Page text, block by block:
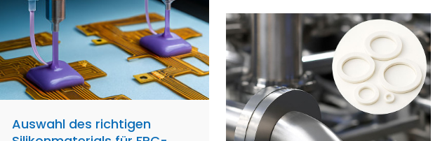
Auswahl des richtigen